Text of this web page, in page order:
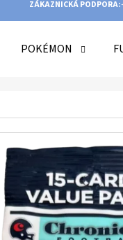
ZÁKAZNICKÁ PODPORA:
POKÉMON
HLEDAT